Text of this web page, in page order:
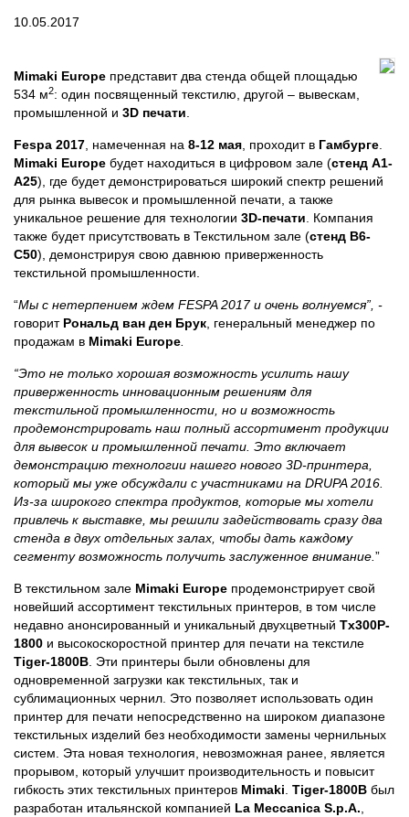
10.05.2017
Mimaki Europe представит два стенда общей площадью
534 м2: один посвященный текстилю, другой – вывескам,
промышленной и 3D печати
Fespa 2017 , намеченная на 8-12 мая , проходит в Гамбурге
Mimaki Europe будет находиться в цифровом зале (стенд А1-
А25), где будет демонстрироваться широкий спектр решений
для рынка вывесок и промышленной печати, а также
уникальное решение для технологии 3D-печати . Компания
также будет присутствовать в Текстильном зале (стенд B6-
C50), демонстрируя свою давнюю приверженность
текстильной промышленности.
“Мы с нетерпением ждем FESPA 2017 и очень волнуемся”, -
говорит Рональд ван ден Брук , генеральный менеджер по
продажам в Mimaki Europe
“Это не только хорошая возможность усилить нашу
приверженность инновационным решениям для
текстильной промышленности, но и возможность
продемонстрировать наш полный ассортимент продукции
для вывесок и промышленной печати. Это включает
демонстрацию технологии нашего нового 3D-принтера,
который мы уже обсуждали с участниками на DRUPA 2016.
Из-за широкого спектра продуктов, которые мы хотели
привлечь к выставке, мы решили задействовать сразу два
стенда в двух отдельных залах, чтобы дать каждому
сегменту возможность получить заслуженное внимание. ”
В текстильном зале Mimaki Europe продемонстрирует свой
новейший ассортимент текстильных принтеров, в том числе
недавно анонсированный и уникальный двухцветный Tx300P-
1800 и высокоскоростной принтер для печати на текстиле
Tiger-1800B . Эти принтеры были обновлены для
одновременной загрузки как текстильных, так и
сублимационных чернил. Это позволяет использовать один
принтер для печати непосредственно на широком диапазоне
текстильных изделий без необходимости замены чернильных
систем. Эта новая технология, невозможная ранее, является
прорывом, который улучшит производительность и повысит
гибкость этих текстильных принтеров Mimaki Tiger-1800B был
разработан итальянской компанией La Meccanica S.p.A.